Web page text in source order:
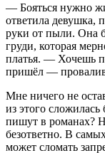
— Бояться нужно
ответила девушка,
руки от пыли. Она
груди, которая
платья. — Хочешь
пришёл —
Мне ничего не
из этого
пишут в романах?
безответно. В
может сломать